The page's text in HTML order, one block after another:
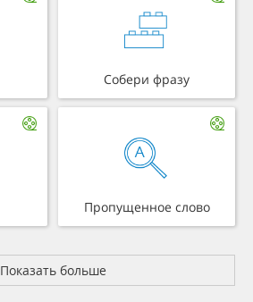
Собери фразу
Пропущенное слово
Показать больше